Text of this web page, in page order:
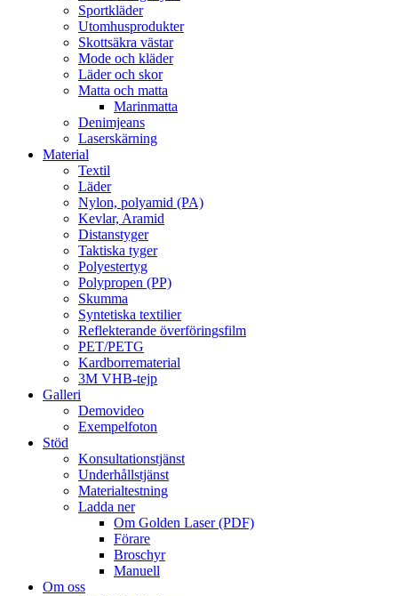
Sportkläder
Utomhusprodukter
Skottsäkra västar
Mode och kläder
Läder och skor
Matta och matta
Marinmatta
Denimjeans
Laserskärning
Material
Textil
Läder
Nylon, polyamid (PA)
Kevlar, Aramid
Distanstyger
Taktiska tyger
Polyestertyg
Polypropen (PP)
Skumma
Syntetiska textilier
Reflekterande överföringsfilm
PET/PETG
Kardborrematerial
3M VHB-tejp
Galleri
Demovideo
Exempelfoton
Stöd
Konsultationstjänst
Underhållstjänst
Materialtestning
Ladda ner
Om Golden Laser (PDF)
Förare
Broschyr
Manuell
Om oss